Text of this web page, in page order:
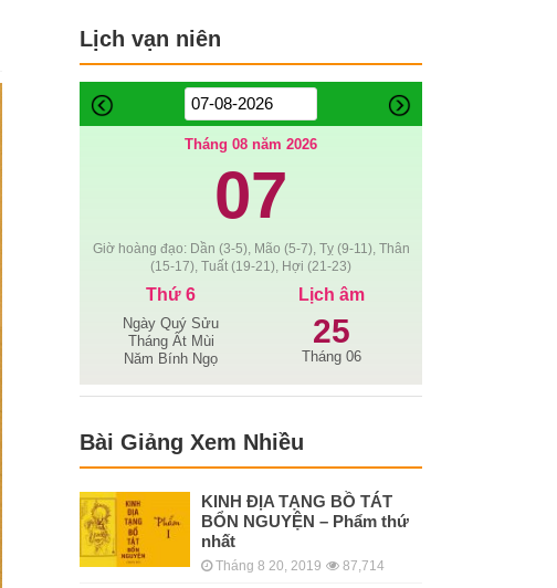
Lịch vạn niên
Tháng 08 năm 2026
07
Giờ hoàng đạo: Dần (3-5), Mão (5-7), Tỵ (9-11), Thân
(15-17), Tuất (19-21), Hợi (21-23)
Thứ 6
Ngày Quý Sửu
Tháng Ất Mùi
Năm Bính Ngọ
Lịch âm
25
Tháng 06
Bài Giảng Xem Nhiều
KINH ÐỊA TẠNG BỒ TÁT
BỔN NGUYỆN – Phẩm thứ
nhất
Tháng 8 20, 2019 87,714